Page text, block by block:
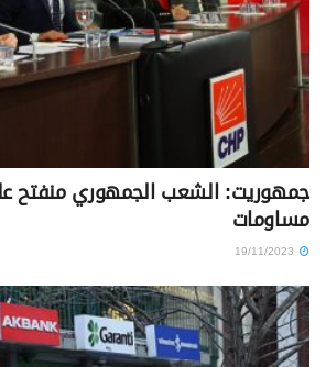
جمهوريت: الشعب الجمهوري منفتح
مساومات